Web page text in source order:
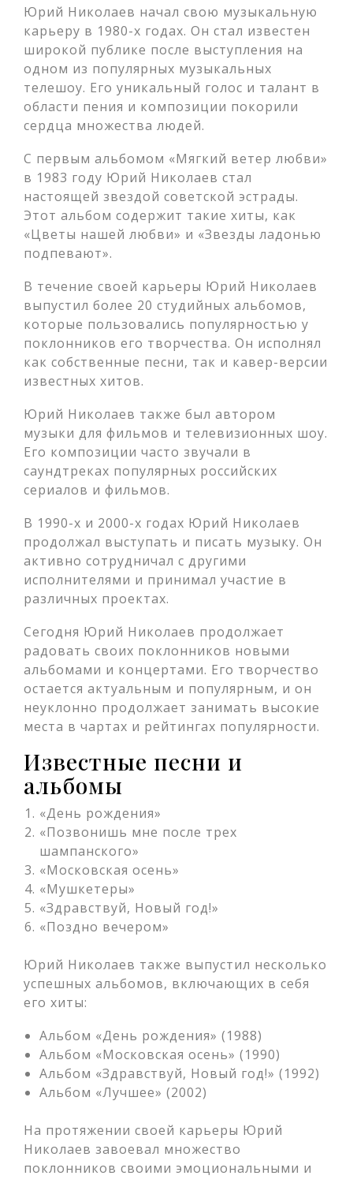
Юрий Николаев начал свою музыкальную
карьеру в 1980-х годах. Он стал известен
широкой публике после выступления на
одном из популярных музыкальных
телешоу. Его уникальный голос и талант в
области пения и композиции покорили
сердца множества людей.
С первым альбомом «Мягкий ветер любви»
в 1983 году Юрий Николаев стал
настоящей звездой советской эстрады.
Этот альбом содержит такие хиты, как
«Цветы нашей любви» и «Звезды ладонью
подпевают».
В течение своей карьеры Юрий Николаев
выпустил более 20 студийных альбомов,
которые пользовались популярностью у
поклонников его творчества. Он исполнял
как собственные песни, так и кавер-версии
известных хитов.
Юрий Николаев также был автором
музыки для фильмов и телевизионных шоу.
Его композиции часто звучали в
саундтреках популярных российских
сериалов и фильмов.
В 1990-х и 2000-х годах Юрий Николаев
продолжал выступать и писать музыку. Он
активно сотрудничал с другими
исполнителями и принимал участие в
различных проектах.
Сегодня Юрий Николаев продолжает
радовать своих поклонников новыми
альбомами и концертами. Его творчество
остается актуальным и популярным, и он
неуклонно продолжает занимать высокие
места в чартах и рейтингах популярности.
Известные песни и
альбомы
«День рождения»
«Позвонишь мне после трех
шампанского»
«Московская осень»
«Мушкетеры»
«Здравствуй, Новый год!»
«Поздно вечером»
Юрий Николаев также выпустил несколько
успешных альбомов, включающих в себя
его хиты:
Альбом «День рождения» (1988)
Альбом «Московская осень» (1990)
Альбом «Здравствуй, Новый год!» (1992)
Альбом «Лучшее» (2002)
На протяжении своей карьеры Юрий
Николаев завоевал множество
поклонников своими эмоциональными и